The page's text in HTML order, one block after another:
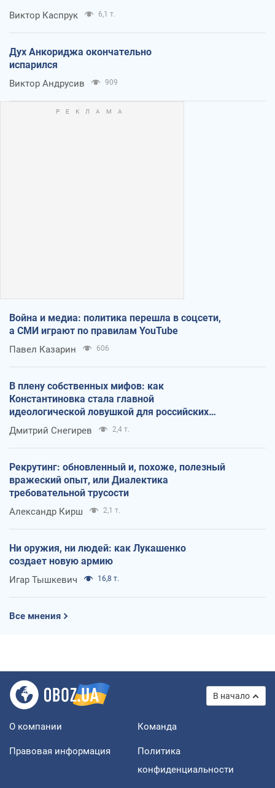
Виктор Каспрук 6,1 т.
Дух Анкориджа окончательно
испарился
Виктор Андрусив 909
Война и медиа: политика перешла в соцсети,
а СМИ играют по правилам YouTube
Павел Казарин 606
В плену собственных мифов: как
Константиновка стала главной
идеологической ловушкой для российских
оккупантов
Дмитрий Снегирев 2,4 т.
Рекрутинг: обновленный и, похоже, полезный
вражеский опыт, или Диалектика
требовательной трусости
Александр Кирш 2,1 т.
Ни оружия, ни людей: как Лукашенко
создает новую армию
Игар Тышкевич 16,8 т.
Все мнения
В начало
О компании Команда
Правовая информация
Политика
конфиденциальности